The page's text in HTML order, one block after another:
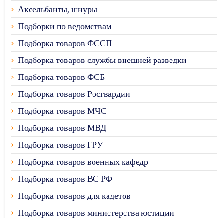
Аксельбанты, шнуры
Подборки по ведомствам
Подборка товаров ФССП
Подборка товаров службы внешней разведки
Подборка товаров ФСБ
Подборка товаров Росгвардии
Подборка товаров МЧС
Подборка товаров МВД
Подборка товаров ГРУ
Подборка товаров военных кафедр
Подборка товаров ВС РФ
Подборка товаров для кадетов
Подборка товаров министерства юстиции